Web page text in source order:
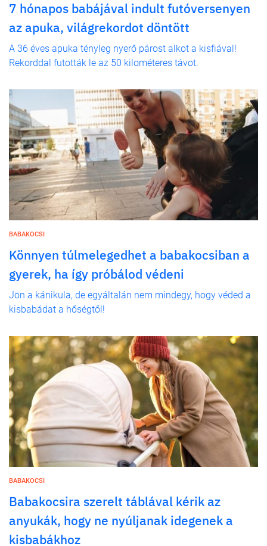
7 hónapos babájával indult futóversenyen
az apuka, világrekordot döntött
A 36 éves apuka tényleg nyerő párost alkot a kisfiával!
Rekorddal futották le az 50 kilométeres távot.
BABAKOCSI
Könnyen túlmelegedhet a babakocsiban a
gyerek, ha így próbálod védeni
Jön a kánikula, de egyáltalán nem mindegy, hogy véded a
kisbabádat a hőségtől!
BABAKOCSI
Babakocsira szerelt táblával kérik az
anyukák, hogy ne nyúljanak idegenek a
kisbabákhoz